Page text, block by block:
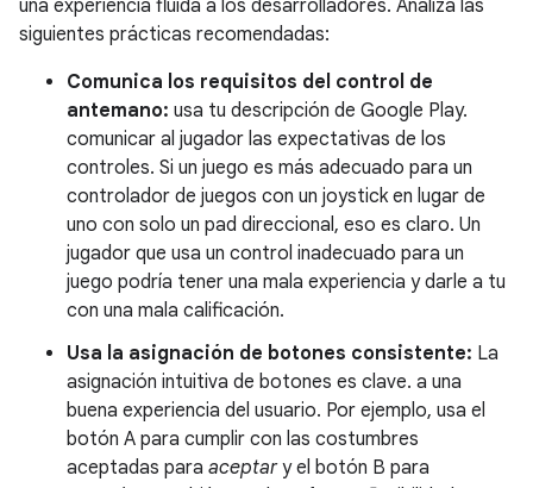
una experiencia fluida a los desarrolladores. Analiza las
siguientes prácticas recomendadas:
Comunica los requisitos del control de
antemano: usa tu descripción de Google Play.
comunicar al jugador las expectativas de los
controles. Si un juego es más adecuado para un
controlador de juegos con un joystick en lugar de
uno con solo un pad direccional, eso es claro. Un
jugador que usa un control inadecuado para un
juego podría tener una mala experiencia y darle a tu
con una mala calificación.
Usa la asignación de botones consistente: La
asignación intuitiva de botones es clave. a una
buena experiencia del usuario. Por ejemplo, usa el
botón A para cumplir con las costumbres
aceptadas para aceptary el botón B para